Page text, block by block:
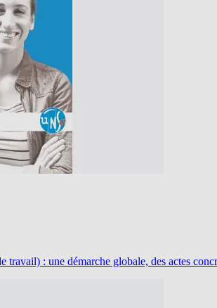
: une démarche globale, des actes